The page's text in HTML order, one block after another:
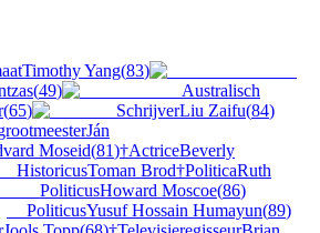
Timothy Yang(83)
(49)
Australisch
(65) SchrijverLiu Zaifu(84)
Ján
Moseid(81)†ActriceBeverly
HistoricusToman Brod†PoliticaRuth
PoliticusHoward Moscoe(86)
PoliticusYusuf Hossain Humayun(89)